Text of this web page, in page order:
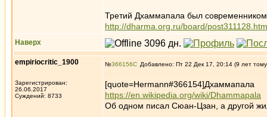
Третий Дхаммапала был
http://dharma.org.ru/board/
Наверх
empiriocritic_1900
Зарегистрирован:
26.06.2017
Суждений: 8733
№366156 Добавлено: Пт 22 Дек 17, 20:14 (9 лет
[quote=Hermann#366154]Дхаммапала
https://en.wikipedia.org/wiki/Dhammapala
Об одном писал Сюан-Цзан, а другой